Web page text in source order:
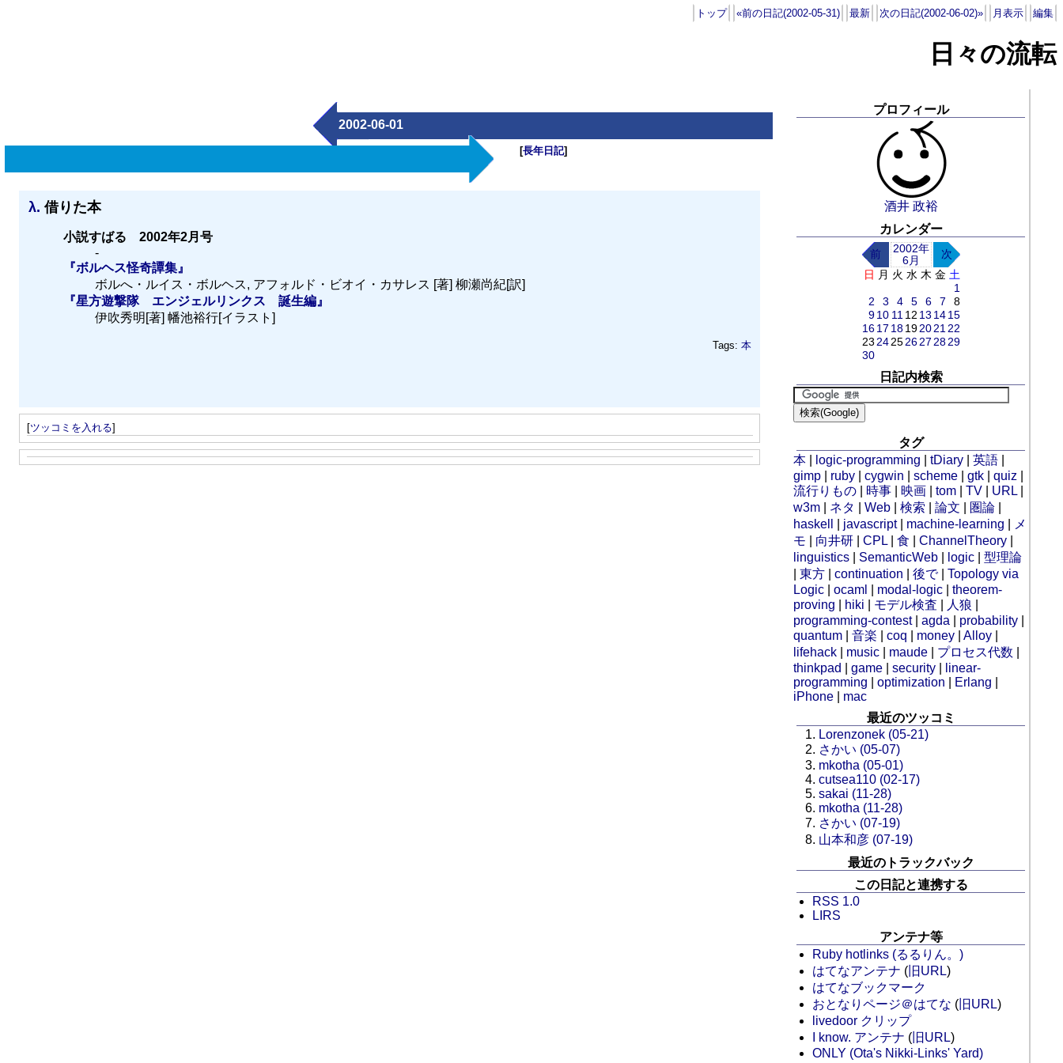
トップ «前の日記(2002-05-31) 最新 次の日記(2002-06-02)» 月表示 編集
日々の流転
2002-06-01
[長年日記]
λ. 借りた本
小説すばる 2002年2月号
-
『ボルヘス怪奇譚集』
ボルへ・ルイス・ボルヘス, アフォルド・ビオイ・カサレス [著] 柳瀬尚紀[訳]
『星方遊撃隊 エンジェルリンクス 誕生編』
伊吹秀明[著] 幡池裕行[イラスト]
Tags: 本
[ツッコミを入れる]
プロフィール
酒井 政裕
カレンダー
前
2002年
6月
次
日 月 火 水 木 金 土
1
2
3 4 5 6 7
8
9 10 11 12 13 14 15
16 17 18 19 20 21 22
23 24 25 26 27 28 29
30
日記内検索
タグ
本
logic-programming |tDiary |英語
gimp
ruby |cygwin |scheme |gtk |quiz
流行りもの
時事 映画 |tom |TV URL
w3m
ネタ |Web |検索 |論文 圏論
haskell
javascript| machine-learning
メ
モ
向井研 |CPL |食 |ChannelTheory
linguistics
SemanticWeb logic |型理論
|東方 |continuation |後で|Topology via
Logic |ocaml modal-logic |theorem-
proving
hiki モデル検査 人狼
programming-contest|agda probability
quantum |音楽 |coq money |Alloy
lifehack
music maude プロセス代数
thinkpad
|game |security
linear-
programming |optimization Erlang
iPhone
mac
最近のツッコミ
Lorenzonek (05-21)
さかい (05-07)
mkotha (05-01)
cutsea110 (02-17)
sakai (11-28)
mkotha (11-28)
さかい (07-19)
山本和彦 (07-19)
最近のトラックバック
この日記と連携する
RSS 1.0
LIRS
アンテナ等
Ruby hotlinks (るるりん。)
はてなアンテナ ( 旧URL)
はてなブックマーク
おとなりページ＠はてな ( 旧URL)
livedoor クリップ
I know. アンテナ ( 旧URL)
ONLY (Ota's Nikki-Links' Yard)